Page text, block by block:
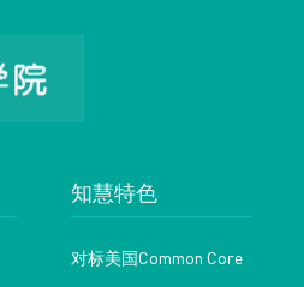
知慧特色
对标美国Common Core